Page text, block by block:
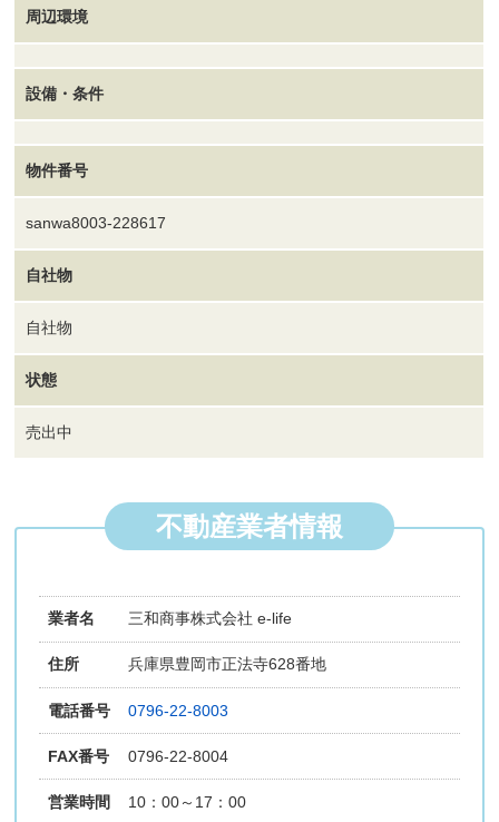
周辺環境
設備・条件
物件番号
sanwa8003-228617
自社物
自社物
状態
売出中
不動産業者情報
業者名 三和商事株式会社 e-life
住所 兵庫県豊岡市正法寺628番地
電話番号 0796-22-8003
FAX番号 0796-22-8004
営業時間 10：00～17：00